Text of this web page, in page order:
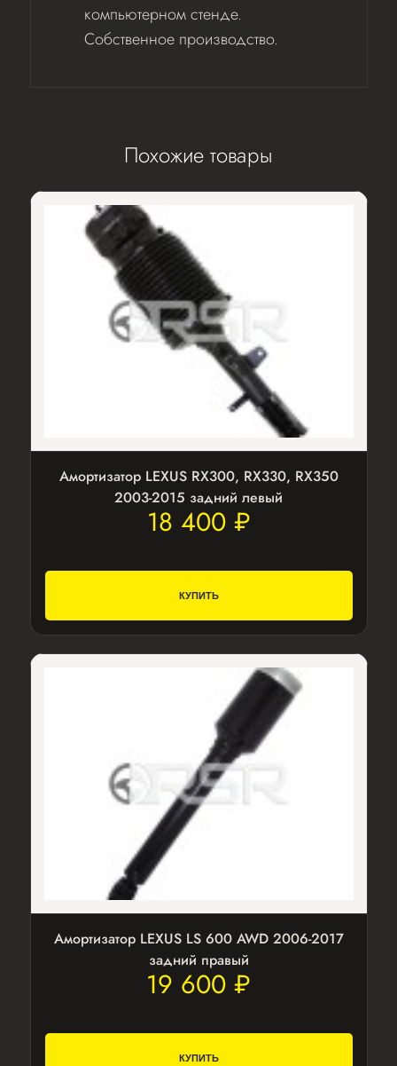
компьютерном стенде.
Собственное производство.
Похожие товары
Амортизатор LEXUS RX300, RX330, RX350
2003-2015 задний левый
18 400 ₽
КУПИТЬ
Амортизатор LEXUS LS 600 AWD 2006-2017
задний правый
19 600 ₽
КУПИТЬ